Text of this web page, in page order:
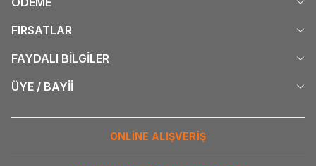
FIRSATLAR
FAYDALI BİLGİLER
ÜYE / BAYİİ
ONLİNE ALIŞVERİŞ